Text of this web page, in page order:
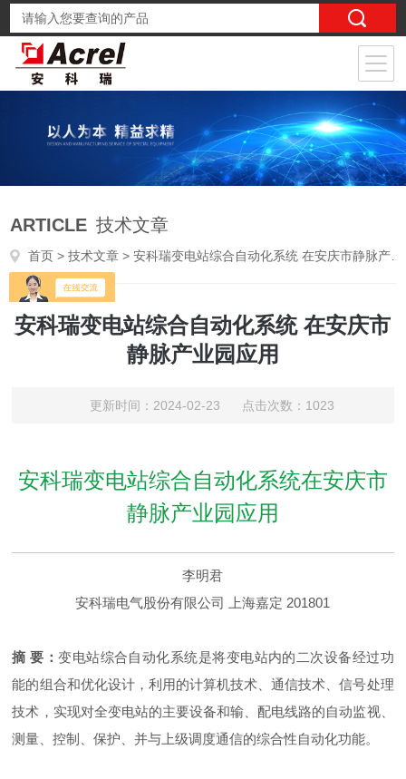
ARTICLE 技术文章
首页 >技术文章 > 安科瑞变电站综合自动化系统 在安庆市静脉产业园应用
安科瑞变电站综合自动化系统 在安庆市
静脉产业园应用
更新时间：2024-02-23 点击次数：1023
安科瑞变电站综合自动化系统在安庆市
静脉产业园应用
李明君
安科瑞电气股份有限公司 上海嘉定 201801
摘 要：变电站综合自动化系统是将变电站内的二次设备经过功
能的组合和优化设计，利用的计算机技术、通信技术、信号处理
技术，实现对全变电站的主要设备和输、配电线路的自动监视、
测量、控制、保护、并与上级调度通信的综合性自动化功能。